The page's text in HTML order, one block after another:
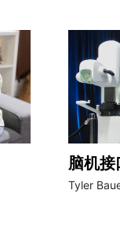
脑机接
Tyler